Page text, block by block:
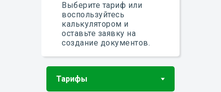
Выберите тариф или
воспользуйтесь
калькулятором и
оставьте заявку на
создание документов.